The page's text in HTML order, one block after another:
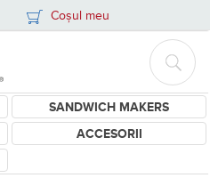
Coșul meu
SANDWICH MAKERS
ACCESORII